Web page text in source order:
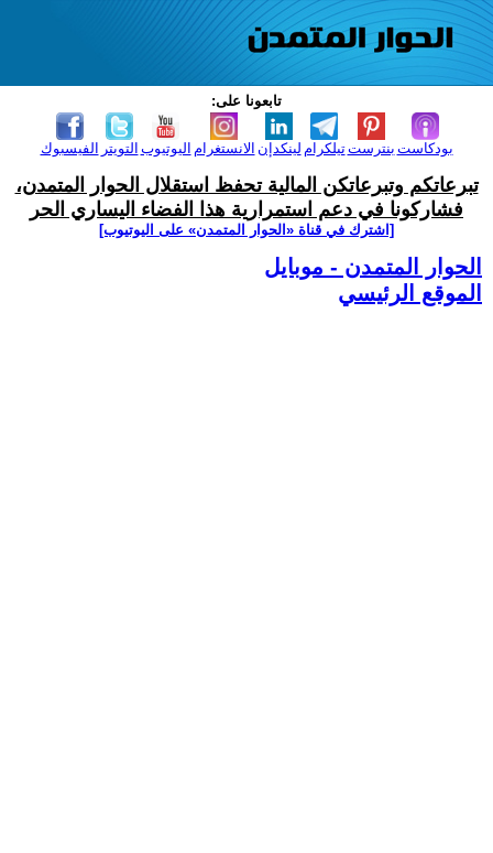
تابعونا على:
الفيسبوك التويتر اليوتيوب الانستغرام لينكدإن تيلكرامبنترست بودكاست
تبرعاتكم وتبرعاتكن المالية تحفظ استقلال الحوار المتمدن،
فشاركونا في دعم استمرارية هذا الفضاء اليساري الحر
[اشترك في قناة ‫«الحوار المتمدن» على اليوتيوب]
الحوار المتمدن - موبايل
الموقع الرئيسي